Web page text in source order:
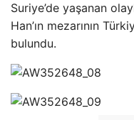
Suriye’de yaşanan
Han’ın mezarının
bulundu.